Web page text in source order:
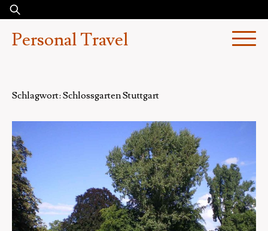
Skip
content
Suchen
Personal Travel
Schlagwort: Schlossgarten Stuttgart